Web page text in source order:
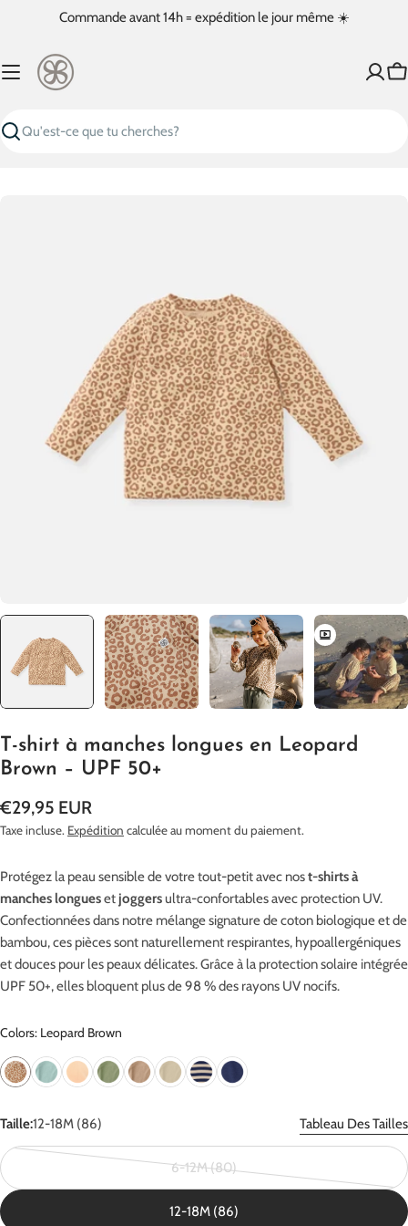
contenu
Commande avant 14h = expédition le jour même ☀️
Recherche
le média 0 en mode modal
T-shirt à manches longues en Leopard
Brown – UPF 50+
Prix
€29,95 EUR
Taxe incluse. Expédition calculée au moment du paiement.
Protégez la peau sensible de votre tout-petit avec nost-shirts à
manches longueset joggersultra-confortables avec protection UV.
Confectionnées dans notre mélange signature de coton biologique et de
bambou, ces pièces sont naturellement respirantes, hypoallergéniques
et douces pour les peaux délicates. Grâce à la protection solaire intégrée
UPF 50+, elles bloquent plus de 98 % des rayons UV nocifs.
Colors: Leopard Brown
Taille:12-18M (86) Tableau Des Tailles
6-12M (80)
Variante
ou
12-18M (86)